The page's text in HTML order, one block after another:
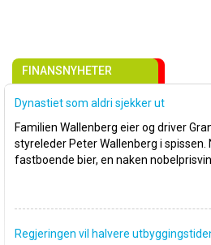
FINANSNYHETER
Dynastiet som aldri sjekker ut
Familien Wallenberg eier og driver
styreleder Peter Wallenberg i
fastboende bier, en naken
Regjeringen vil halvere